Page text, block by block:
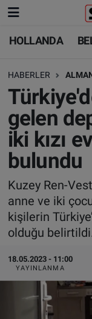
HOLLANDA
HABERLER
gelen
iki kızı
bulundu
Kuzey Ren-
anne ve iki
kişilerin
olduğu
18.05.2023 - 11:00
YAYINLANMA
HOLLANDA
BELÇİKA
ALMANYA
FRANSA
AVUSTURYA
SAĞLIK -
BİLİM-
HOLLANDA
BELÇİKA
ALMANYA
TÜRKİYE
DÜNYA
BİLİM-
SAĞLIK
FOTO GALERİ
VIDEO
Nöbetçi
Hava
Trafik
Süper Lig
Tüm
Son Dakika
Haber Arşivi